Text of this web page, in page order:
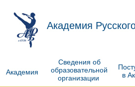
Академия
Академия
Сведения об
образовательной
организации
в